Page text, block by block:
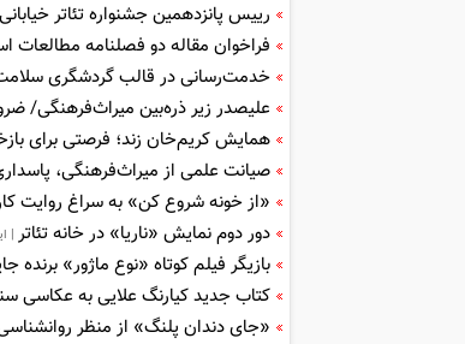
رییس پانزدهمین جشنواره تئاتر
فراخوان مقاله دو فصلنامه مطالعات
خدمت‌رسانی در قالب گردشگری سلامت به ۱۱ هزار زائر
علیصدر زیر ذره‌بین میراث‌فرهنگی/
همایش کریم‌خان زند؛ فرصتی برای
صیانت علمی از میراث‌فرهنگی،
«از خونه شروع کن» به سراغ روایت
دور دوم نمایش «ناریا» در خانه تئاتر |
بازیگر فیلم کوتاه «نوع ماژور»
کتاب جدید کیارنگ علایی به عکاسی
«جای دندان پلنگ» از منظر